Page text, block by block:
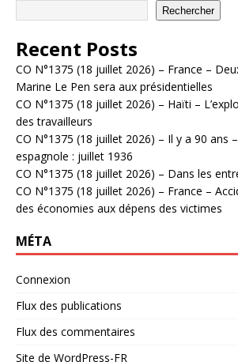
Rechercher
Recent Posts
CO N°1375 (18 juillet 2026) – France –
Marine Le Pen sera aux présidentielles
CO N°1375 (18 juillet 2026) – Haïti –
des travailleurs
CO N°1375 (18 juillet 2026) – Il y a 90 ans
espagnole : juillet 1936
CO N°1375 (18 juillet 2026) – Dans les
CO N°1375 (18 juillet 2026) – France –
des économies aux dépens des victimes
MÉTA
Connexion
Flux des publications
Flux des commentaires
Site de WordPress-FR